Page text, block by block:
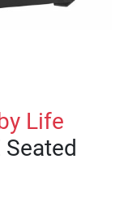
by Life